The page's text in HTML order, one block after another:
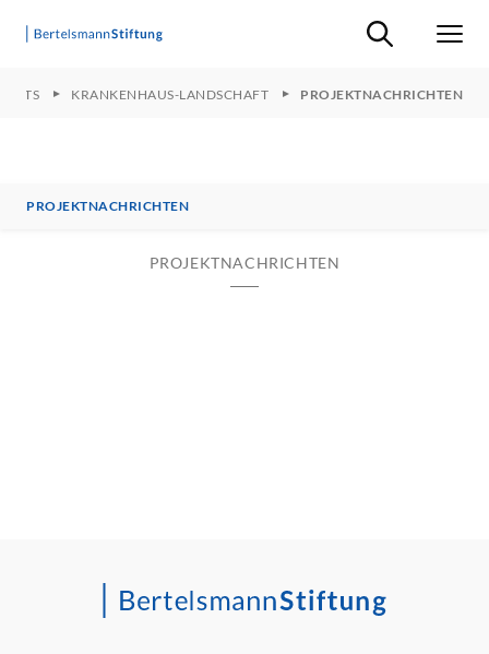
Suche ein-/
KRANKENHAUS-LANDSCHAFT PROJEKTNACHRICHTEN
PROJEKTNACHRICHTEN
PROJEKTNACHRICHTEN